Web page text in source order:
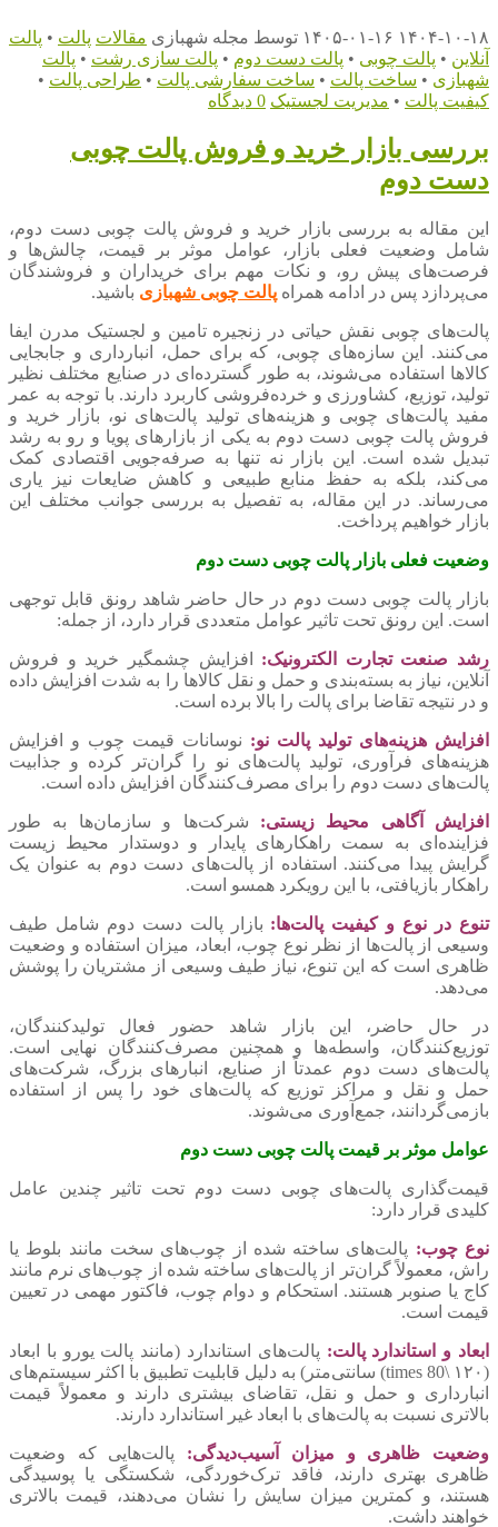
۱۴۰۴-۱۰-۱۸ ۱۴۰۵-۰۱-۱۶ توسط مجله شهبازی مقالات پالت • پالت
آنلاین • پالت چوبی • پالت دست دوم • پالت سازی رشت • پالت
شهبازی • ساخت پالت • ساخت سفارشی پالت • طراحی پالت •
کیفیت پالت • مدیریت لجستیک 0 دیدگاه
بررسی بازار خرید و فروش پالت چوبی
دست دوم
این مقاله به بررسی بازار خرید و فروش پالت چوبی دست دوم،
شامل وضعیت فعلی بازار، عوامل موثر بر قیمت، چالش‌ها و
فرصت‌های پیش رو، و نکات مهم برای خریداران و فروشندگان
می‌پردازد پس در ادامه همراه پالت چوبی شهبازی باشید.
پالت‌های چوبی نقش حیاتی در زنجیره تامین و لجستیک مدرن ایفا
می‌کنند. این سازه‌های چوبی، که برای حمل، انبارداری و جابجایی
کالاها استفاده می‌شوند، به طور گسترده‌ای در صنایع مختلف نظیر
تولید، توزیع، کشاورزی و خرده‌فروشی کاربرد دارند. با توجه به عمر
مفید پالت‌های چوبی و هزینه‌های تولید پالت‌های نو، بازار خرید و
فروش پالت چوبی دست دوم به یکی از بازارهای پویا و رو به رشد
تبدیل شده است. این بازار نه تنها به صرفه‌جویی اقتصادی کمک
می‌کند، بلکه به حفظ منابع طبیعی و کاهش ضایعات نیز یاری
می‌رساند. در این مقاله، به تفصیل به بررسی جوانب مختلف این
بازار خواهیم پرداخت.
وضعیت فعلی بازار پالت چوبی دست دوم
بازار پالت چوبی دست دوم در حال حاضر شاهد رونق قابل توجهی
است. این رونق تحت تاثیر عوامل متعددی قرار دارد، از جمله:
رشد صنعت تجارت الکترونیک:
افزایش چشمگیر خرید و فروش
آنلاین، نیاز به بسته‌بندی و حمل و نقل کالاها را به شدت افزایش داده
و در نتیجه تقاضا برای پالت را بالا برده است.
افزایش هزینه‌های تولید پالت نو: نوسانات قیمت چوب و افزایش
هزینه‌های فرآوری، تولید پالت‌های نو را گران‌تر کرده و جذابیت
پالت‌های دست دوم را برای مصرف‌کنندگان افزایش داده است.
افزایش آگاهی محیط زیستی: شرکت‌ها و سازمان‌ها به طور
فزاینده‌ای به سمت راهکارهای پایدار و دوستدار محیط زیست
گرایش پیدا می‌کنند. استفاده از پالت‌های دست دوم به عنوان یک
راهکار بازیافتی، با این رویکرد همسو است.
تنوع در نوع و کیفیت پالت‌ها: بازار پالت دست دوم شامل طیف
وسیعی از پالت‌ها از نظر نوع چوب، ابعاد، میزان استفاده و وضعیت
ظاهری است که این تنوع، نیاز طیف وسیعی از مشتریان را پوشش
می‌دهد.
در حال حاضر، این بازار شاهد حضور فعال تولیدکنندگان،
توزیع‌کنندگان، واسطه‌ها و همچنین مصرف‌کنندگان نهایی است.
پالت‌های دست دوم عمدتاً از صنایع، انبارهای بزرگ، شرکت‌های
حمل و نقل و مراکز توزیع که پالت‌های خود را پس از استفاده
بازمی‌گردانند، جمع‌آوری می‌شوند.
عوامل موثر بر قیمت پالت چوبی دست دوم
قیمت‌گذاری پالت‌های چوبی دست دوم تحت تاثیر چندین عامل
کلیدی قرار دارد:
نوع چوب: پالت‌های ساخته شده از چوب‌های سخت مانند بلوط یا
راش، معمولاً گران‌تر از پالت‌های ساخته شده از چوب‌های نرم مانند
کاج یا صنوبر هستند. استحکام و دوام چوب، فاکتور مهمی در تعیین
قیمت است.
ابعاد و استاندارد پالت: پالت‌های استاندارد (مانند پالت یورو با ابعاد
(۱۲۰ \times 80) سانتی‌متر) به دلیل قابلیت تطبیق با اکثر سیستم‌های
انبارداری و حمل و نقل، تقاضای بیشتری دارند و معمولاً قیمت
بالاتری نسبت به پالت‌های با ابعاد غیر استاندارد دارند.
وضعیت ظاهری و میزان آسیب‌دیدگی: پالت‌هایی که وضعیت
ظاهری بهتری دارند، فاقد ترک‌خوردگی، شکستگی یا پوسیدگی
هستند، و کمترین میزان سایش را نشان می‌دهند، قیمت بالاتری
خواهند داشت.